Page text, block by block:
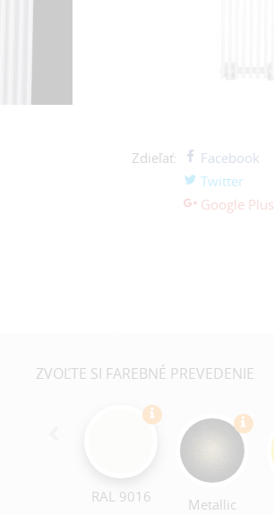
Zdieľať:
Facebook
Twitter
Google Plus
ZVOĽTE SI FAREBNÉ PREVEDENIE
RAL 9016
Metallic